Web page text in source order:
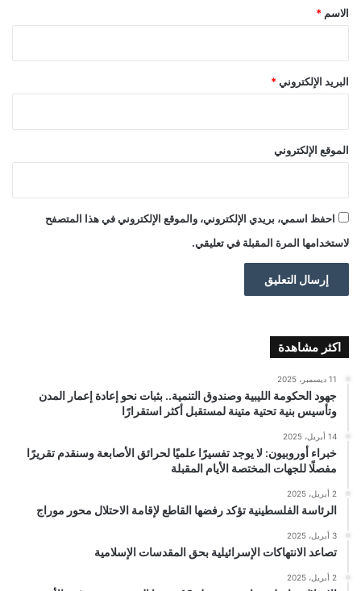
*
الاسم *
البريد الإلكتروني *
الموقع الإلكتروني
احفظ اسمي، بريدي الإلكتروني، والموقع الإلكتروني في هذا المتصفح
لاستخدامها المرة المقبلة في تعليقي.
اكثر مشاهدة
11 ديسمبر، 2025
جهود الحكومة الليبية وصندوق التنمية.. بثبات نحو إعادة إعمار المدن
وتأسيس بنية تحتية متينة لمستقبل أكثر استقرارًا
14 أبريل، 2025
خبراء أوروبيون: لا يوجد تفسيرًا علميًا لحرائق الأصابعة وسنقدم تقريرًا
مفصلًا للجهات المختصة الأيام المقبلة
2 أبريل، 2025
الرئاسة الفلسطينية تؤكد رفضها القاطع لإقامة الاحتلال محور موراج
3 أبريل، 2025
تصاعد الانتهاكات الإسرائيلية بحق المقدسات الإسلامية
2 أبريل، 2025